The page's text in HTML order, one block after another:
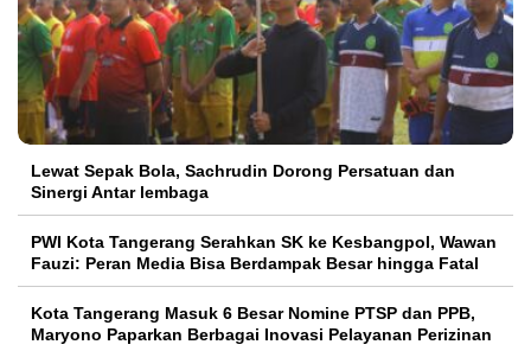
Lewat Sepak Bola, Sachrudin Dorong Persatuan dan
Sinergi Antar lembaga
PWI Kota Tangerang Serahkan SK ke Kesbangpol, Wawan
Fauzi: Peran Media Bisa Berdampak Besar hingga Fatal
Kota Tangerang Masuk 6 Besar Nomine PTSP dan PPB,
Maryono Paparkan Berbagai Inovasi Pelayanan Perizinan